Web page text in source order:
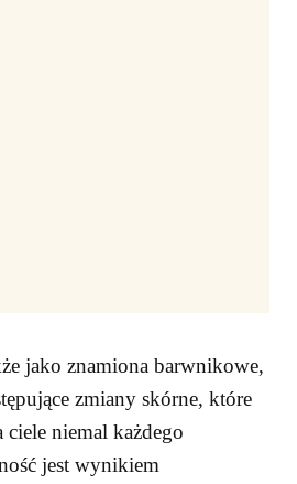
jako znamiona barwnikowe,
zmiany skórne, które
niemal każdego
jest wynikiem